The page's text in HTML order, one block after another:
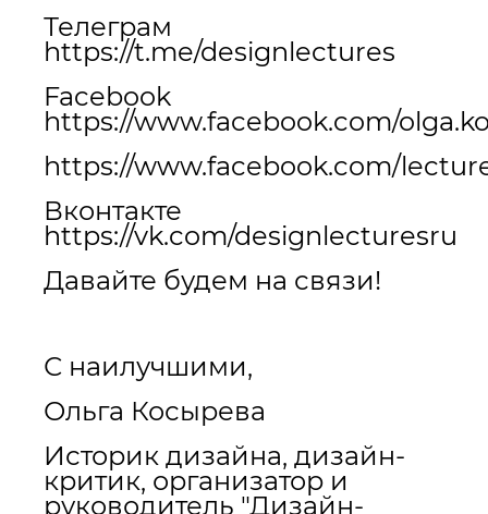
Телеграм
https://t.me/designlectures
Facebook
https://www.facebook.com/
https://www.facebook.com/
Вконтакте
https://vk.com/designlecturesru
Давайте будем на связи!
С наилучшими,
Ольга Косырева
Историк дизайна, дизайн-
критик, организатор и
руководитель "Дизайн-